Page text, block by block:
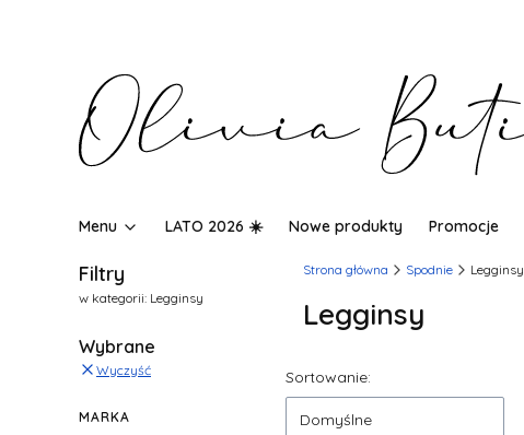
Menu LATO 2026 ☀️ Nowe produkty Promocje
Filtry
w kategorii: Legginsy
Wybrane
Wyczyść
MARKA
Strona główna Spodnie Legginsy
Legginsy
Lista produktów
Sortowanie:
Domyślne